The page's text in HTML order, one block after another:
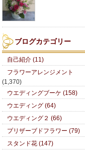
ブログカテゴリー
自己紹介 (11)
フラワーアレンジメント
(1,370)
ウエディングブーケ (158)
ウエディング (64)
ウエディング２ (66)
プリザーブドフラワー (79)
スタンド花 (147)